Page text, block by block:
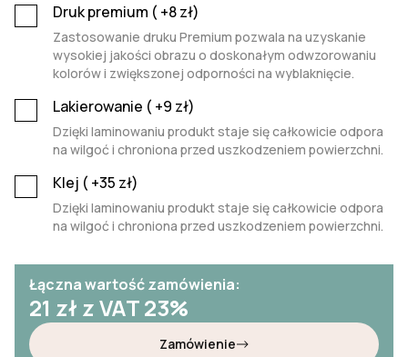
Druk premium ( +8zł)
Zastosowanie druku Premium pozwala na uzyskanie
wysokiej jakości obrazu o doskonałym odwzorowaniu
kolorów i zwiększonej odporności na wyblaknięcie.
Lakierowanie ( +9 zł)
Dzięki laminowaniu produkt staje się całkowicie odpora
na wilgoć i chroniona przed uszkodzeniem powierzchni.
Klej ( +35 zł)
Dzięki laminowaniu produkt staje się całkowicie odpora
na wilgoć i chroniona przed uszkodzeniem powierzchni.
Łączna wartość zamówienia:
21 zł z VAT 23%
Zamówienie